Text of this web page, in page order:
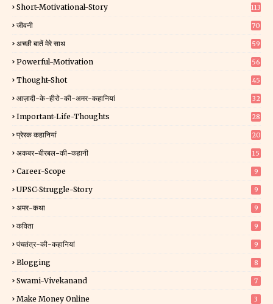
Short-Motivational-Story 113
जीवनी 70
अच्छी बातें मेरे साथ 59
Powerful-Motivation 56
Thought-Shot 45
आज़ादी-के-हीरो-की-अमर-कहानियां 32
Important-Life-Thoughts 28
प्रेरक कहानियां 20
अकबर-बीरबल-की-कहानी 15
Career-Scope 9
UPSC-Struggle-Story 9
अमर-कथा 9
कविता 9
पंचतंत्र-की-कहानियां 9
Blogging 8
Swami-Vivekanand 7
Make Money Online 3